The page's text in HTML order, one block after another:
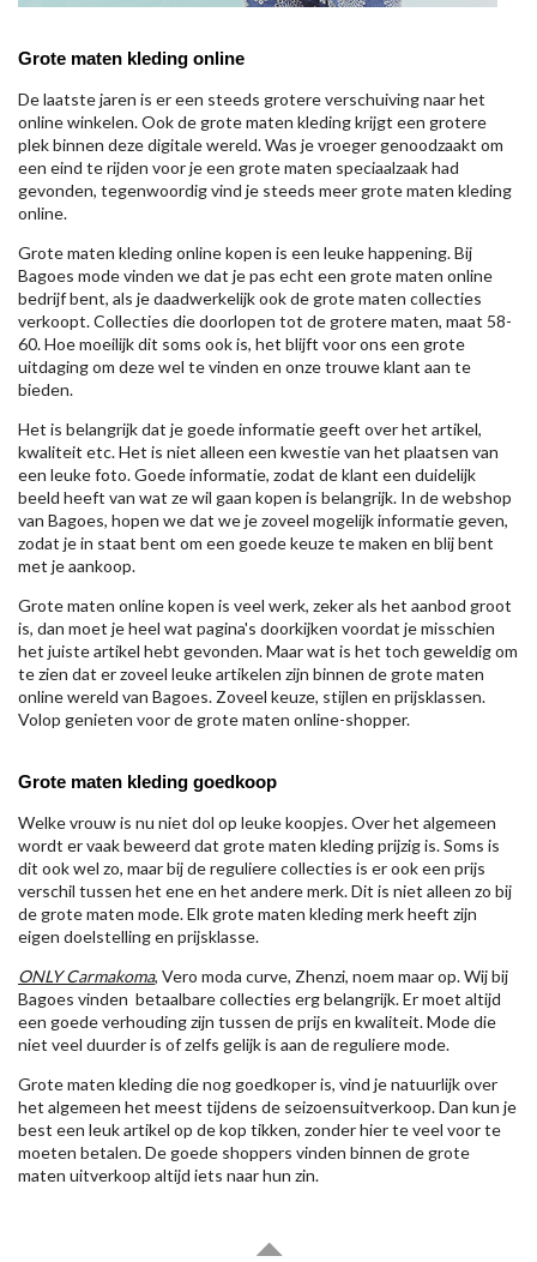
Grote maten kleding online
De laatste jaren is er een steeds grotere verschuiving naar het
online winkelen. Ook de grote maten kleding krijgt een grotere
plek binnen deze digitale wereld. Was je vroeger genoodzaakt om
een eind te rijden voor je een grote maten speciaalzaak had
gevonden, tegenwoordig vind je steeds meer grote maten kleding
online.
Grote maten kleding online kopen is een leuke happening. Bij
Bagoes mode vinden we dat je pas echt een grote maten online
bedrijf bent, als je daadwerkelijk ook de grote maten collecties
verkoopt. Collecties die doorlopen tot de grotere maten, maat 58-
60. Hoe moeilijk dit soms ook is, het blijft voor ons een grote
uitdaging om deze wel te vinden en onze trouwe klant aan te
bieden.
Het is belangrijk dat je goede informatie geeft over het artikel,
kwaliteit etc. Het is niet alleen een kwestie van het plaatsen van
een leuke foto. Goede informatie, zodat de klant een duidelijk
beeld heeft van wat ze wil gaan kopen is belangrijk. In de webshop
van Bagoes, hopen we dat we je zoveel mogelijk informatie geven,
zodat je in staat bent om een goede keuze te maken en blij bent
met je aankoop.
Grote maten online kopen is veel werk, zeker als het aanbod groot
is, dan moet je heel wat pagina's doorkijken voordat je misschien
het juiste artikel hebt gevonden. Maar wat is het toch geweldig om
te zien dat er zoveel leuke artikelen zijn binnen de grote maten
online wereld van Bagoes. Zoveel keuze, stijlen en prijsklassen.
Volop genieten voor de grote maten online-shopper.
Grote maten kleding goedkoop
Welke vrouw is nu niet dol op leuke koopjes. Over het algemeen
wordt er vaak beweerd dat grote maten kleding prijzig is. Soms is
dit ook wel zo, maar bij de reguliere collecties is er ook een prijs
verschil tussen het ene en het andere merk. Dit is niet alleen zo bij
de grote maten mode. Elk grote maten kleding merk heeft zijn
eigen doelstelling en prijsklasse.
ONLY Carmakoma, Vero moda curve, Zhenzi, noem maar op. Wij bij
Bagoes vinden betaalbare collecties erg belangrijk. Er moet altijd
een goede verhouding zijn tussen de prijs en kwaliteit. Mode die
niet veel duurder is of zelfs gelijk is aan de reguliere mode.
Grote maten kleding die nog goedkoper is, vind je natuurlijk over
het algemeen het meest tijdens de seizoensuitverkoop. Dan kun je
best een leuk artikel op de kop tikken, zonder hier te veel voor te
moeten betalen. De goede shoppers vinden binnen de grote
maten uitverkoop altijd iets naar hun zin.